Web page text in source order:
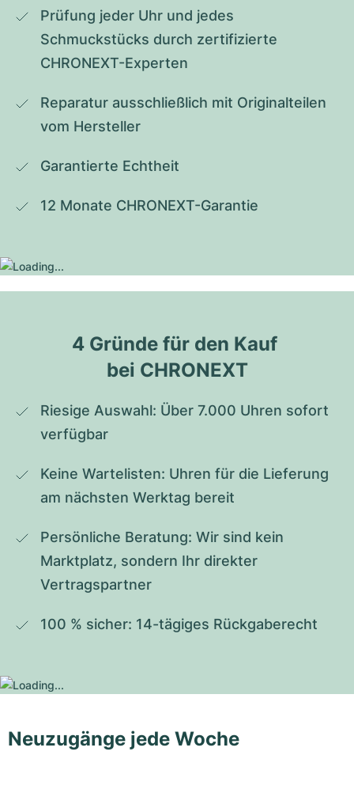
Prüfung jeder Uhr und jedes
Schmuckstücks durch zertifizierte
CHRONEXT-Experten
Reparatur ausschließlich mit Originalteilen
vom Hersteller
Garantierte Echtheit
12 Monate CHRONEXT-Garantie
4 Gründe für den Kauf
bei CHRONEXT
Riesige Auswahl: Über 7.000 Uhren sofort
verfügbar
Keine Wartelisten: Uhren für die Lieferung
am nächsten Werktag bereit
Persönliche Beratung: Wir sind kein
Marktplatz, sondern Ihr direkter
Vertragspartner
100 % sicher: 14-tägiges Rückgaberecht
Neuzugänge jede Woche